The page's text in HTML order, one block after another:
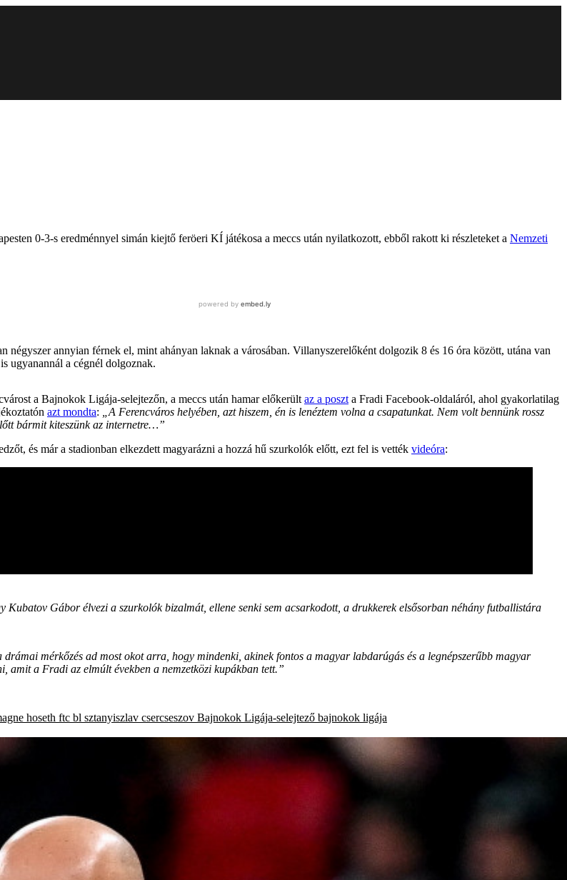
0-3-s eredménnyel simán kiejtő feröeri KÍ játékosa a meccs után nyilatkozott, ebből rakott ki részleteket a Nemzeti
négyszer annyian férnek el, mint ahányan laknak a városában. Villanyszerelőként dolgozik 8 és 16 óra között, utána van
ugyanannál a cégnél dolgoznak.
a Bajnokok Ligája-selejtezőn, a meccs után hamar előkerült az a poszt a Fradi Facebook-oldaláról, ahol gyakorlatilag
azt mondta:
„A Ferencváros helyében, azt hiszem, én is lenéztem volna a csapatunkat. Nem volt bennünk rossz
bármit kiteszünk az internetre…”
és már a stadionban elkezdett magyarázni a hozzá hű szurkolók előtt, ezt fel is vették videóra:
Kubatov Gábor élvezi a szurkolók bizalmát, ellene senki sem acsarkodott, a drukkerek elsősorban néhány futballistára
drámai mérkőzés ad most okot arra, hogy mindenki, akinek fontos a magyar labdarúgás és a legnépszerűbb magyar
amit a Fradi az elmúlt években a nemzetközi kupákban tett.”
hoseth ftc bl sztanyiszlav csercseszov Bajnokok Ligája-selejtező bajnokok ligája